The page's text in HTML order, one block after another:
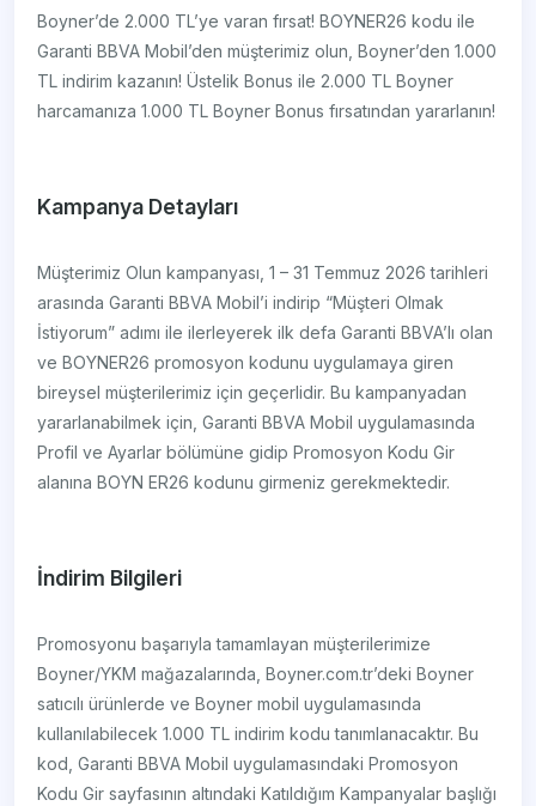
Boyner’de 2.000 TL’ye varan fırsat! BOYNER26 kodu ile
Garanti BBVA Mobil’den müşterimiz olun, Boyner’den 1.000
TL indirim kazanın! Üstelik Bonus ile 2.000 TL Boyner
harcamanıza 1.000 TL Boyner Bonus fırsatından yararlanın!
Kampanya Detayları
Müşterimiz Olun kampanyası, 1 – 31 Temmuz 2026 tarihleri
arasında Garanti BBVA Mobil’i indirip “Müşteri Olmak
İstiyorum” adımı ile ilerleyerek ilk defa Garanti BBVA’lı olan
ve BOYNER26 promosyon kodunu uygulamaya giren
bireysel müşterilerimiz için geçerlidir. Bu kampanyadan
yararlanabilmek için, Garanti BBVA Mobil uygulamasında
Profil ve Ayarlar bölümüne gidip Promosyon Kodu Gir
alanına BOYN ER26 kodunu girmeniz gerekmektedir.
İndirim Bilgileri
Promosyonu başarıyla tamamlayan müşterilerimize
Boyner/YKM mağazalarında, Boyner.com.tr’deki Boyner
satıcılı ürünlerde ve Boyner mobil uygulamasında
kullanılabilecek 1.000 TL indirim kodu tanımlanacaktır. Bu
kod, Garanti BBVA Mobil uygulamasındaki Promosyon
Kodu Gir sayfasının altındaki Katıldığım Kampanyalar başlığı